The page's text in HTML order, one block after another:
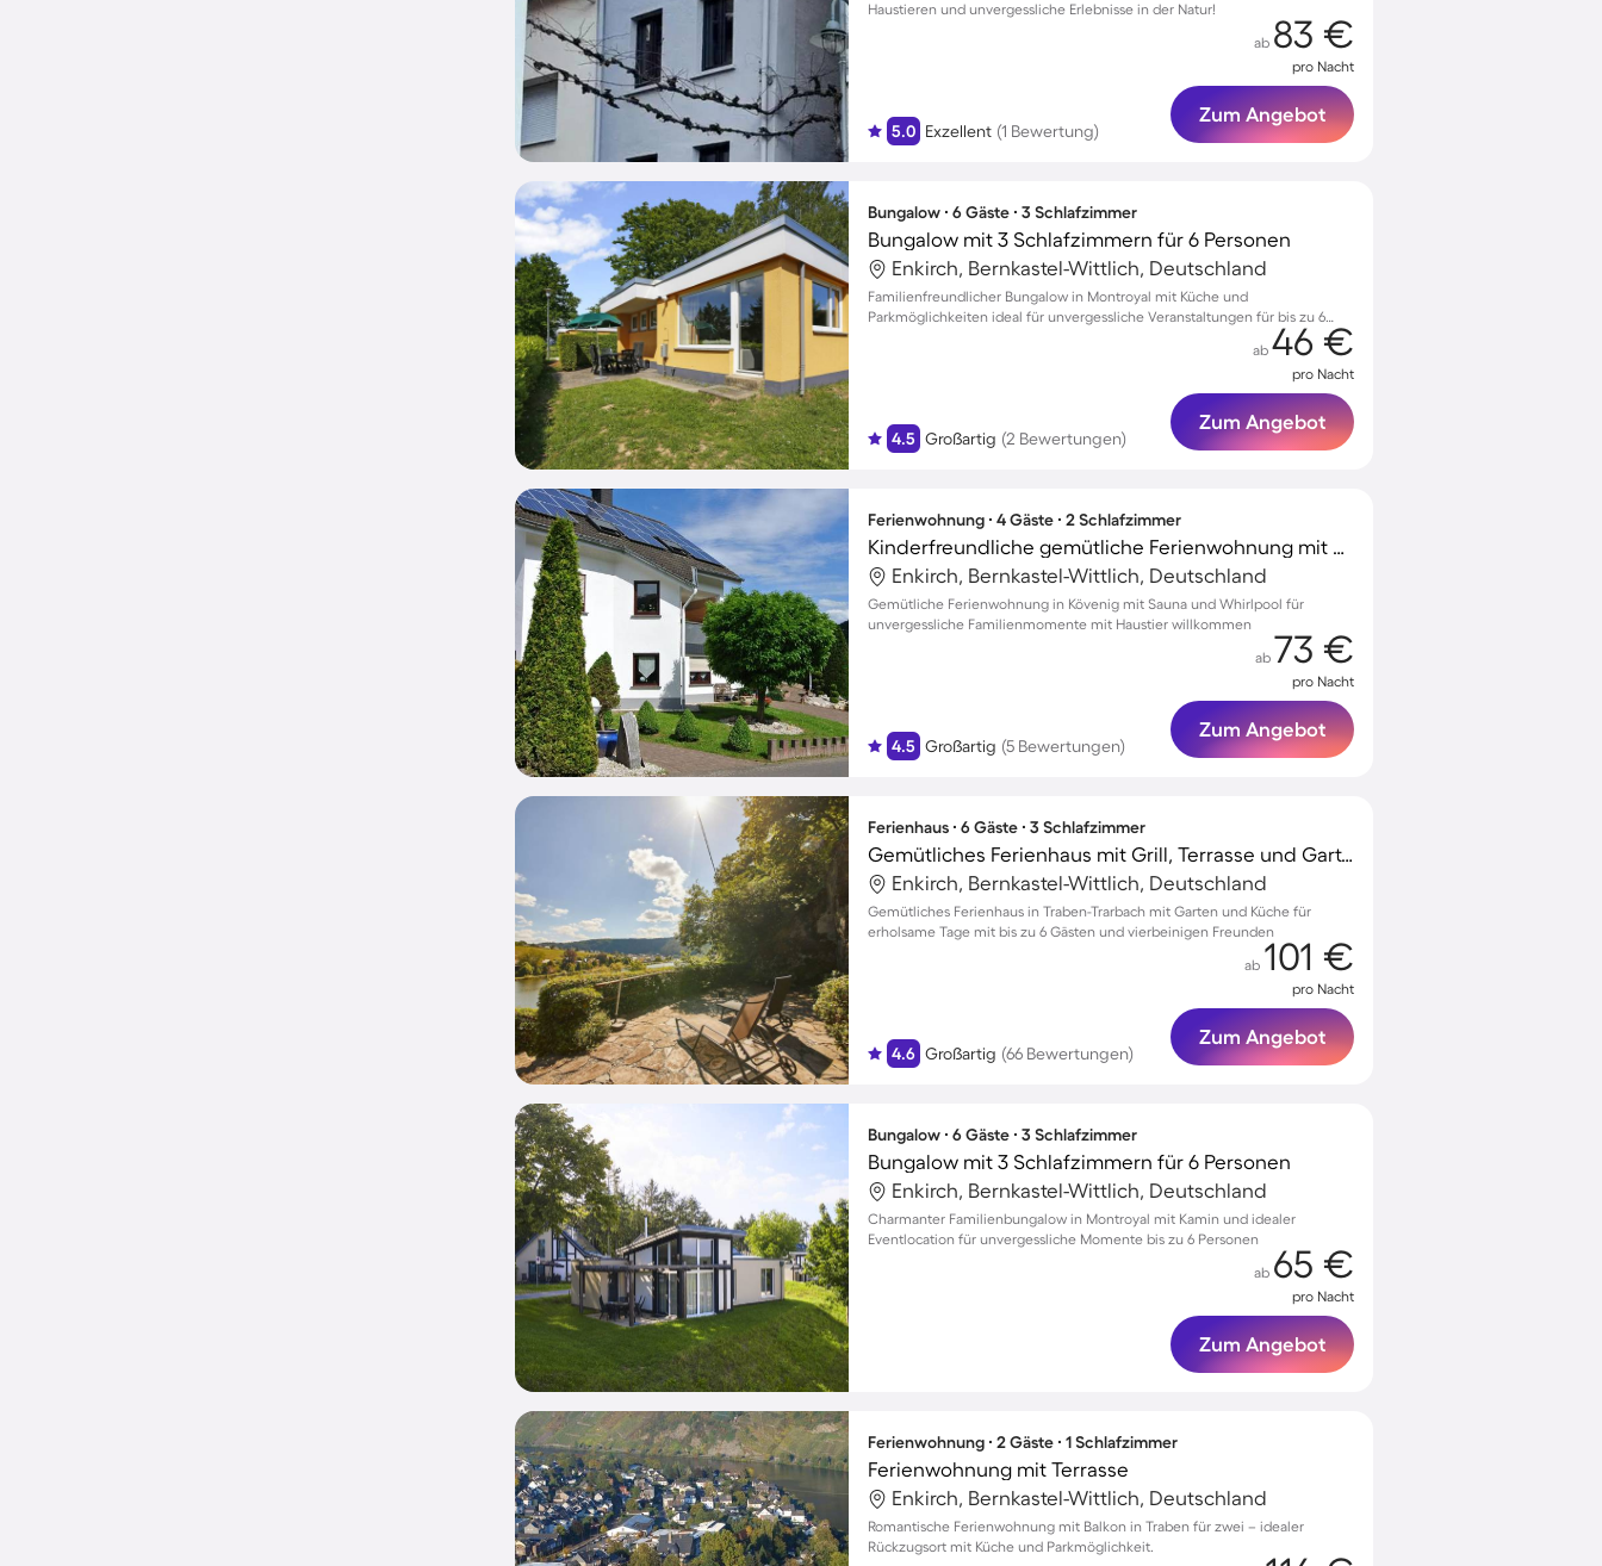
Haustieren und unvergessliche Erlebnisse in der Natur!
5.0 Exzellent (1 Bewertung)
ab 83 €
pro Nacht
Zum Angebot
Bungalow ∙ 6 Gäste ∙ 3 Schlafzimmer
Bungalow mit 3 Schlafzimmern für 6 Personen
Enkirch, Bernkastel-Wittlich, Deutschland
Familienfreundlicher Bungalow in Montroyal mit Küche und
Parkmöglichkeiten ideal für unvergessliche Veranstaltungen für bis zu 6
4.5 Großartig (2 Bewertungen)
ab 46 €
pro Nacht
Zum Angebot
Ferienwohnung ∙ 4 Gäste ∙ 2 Schlafzimmer
Kinderfreundliche gemütliche Ferienwohnung mit Sauna, Whirlpool und Terrasse | Hunde erlaubt
Enkirch, Bernkastel-Wittlich, Deutschland
Gemütliche Ferienwohnung in Kövenig mit Sauna und Whirlpool für
unvergessliche Familienmomente mit Haustier willkommen
4.5 Großartig (5 Bewertungen)
ab 73 €
pro Nacht
Zum Angebot
Ferienhaus ∙ 6 Gäste ∙ 3 Schlafzimmer
Gemütliches Ferienhaus mit Grill, Terrasse und Garten | Haustiere erlaubt
Enkirch, Bernkastel-Wittlich, Deutschland
Gemütliches Ferienhaus in Traben-Trarbach mit Garten und Küche für
erholsame Tage mit bis zu 6 Gästen und vierbeinigen Freunden
4.6 Großartig (66 Bewertungen)
ab 101 €
pro Nacht
Zum Angebot
Bungalow ∙ 6 Gäste ∙ 3 Schlafzimmer
Bungalow mit 3 Schlafzimmern für 6 Personen
Enkirch, Bernkastel-Wittlich, Deutschland
Charmanter Familienbungalow in Montroyal mit Kamin und idealer
Eventlocation für unvergessliche Momente bis zu 6 Personen
ab 65 €
pro Nacht
Zum Angebot
Ferienwohnung ∙ 2 Gäste ∙ 1 Schlafzimmer
Ferienwohnung mit Terrasse
Enkirch, Bernkastel-Wittlich, Deutschland
Romantische Ferienwohnung mit Balkon in Traben für zwei – idealer
Rückzugsort mit Küche und Parkmöglichkeit.